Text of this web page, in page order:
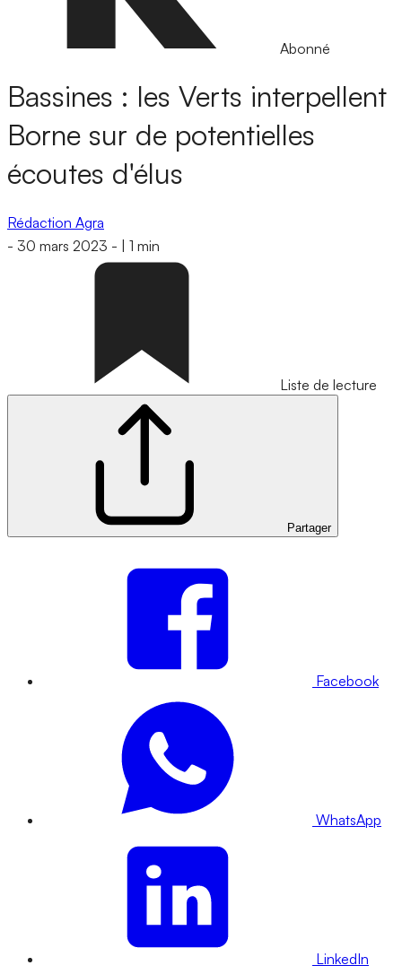
Abonné
Bassines : les Verts interpellent
Borne sur de potentielles
écoutes d'élus
Rédaction Agra
- 30 mars 2023 - 1 min
Liste de lecture
Partager
Facebook
WhatsApp
LinkedIn